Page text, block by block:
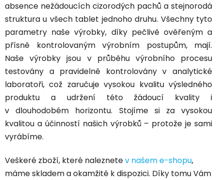
absence nežádoucích cizorodých pachů a stejnorodá
struktura u všech tablet jednoho druhu. Všechny tyto
parametry naše výrobky, díky pečlivě ověřeným a
přísně kontrolovaným výrobním postupům, mají.
Naše výrobky jsou v průběhu výrobního procesu
testovány a pravidelně kontrolovány v analytické
laboratoři, což zaručuje vysokou kvalitu výsledného
produktu a udržení této žádoucí kvality i
v dlouhodobém horizontu. Stojíme si za vysokou
kvalitou a účinností našich výrobků – protože je sami
vyrábíme.
Veškeré zboží, které naleznetev našem e-shopu,
máme skladem a okamžitě k dispozici. Díky tomu Vám